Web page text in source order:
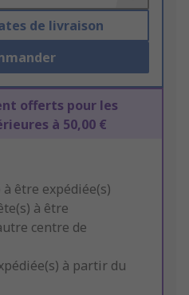
de livraison
offerts pour les
à 50,00 €
être expédiée(s)
à être
centre de
à partir du